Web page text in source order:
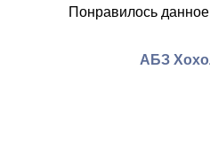
Понравилось
АБЗ